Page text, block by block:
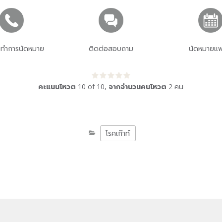
ำการนัดหมาย ติดต่อสอบถาม นัดหมายแ
คะแนนโหวต 10 of 10, จากจำนวนคนโหวต 2 คน
โรคเก๊าท์